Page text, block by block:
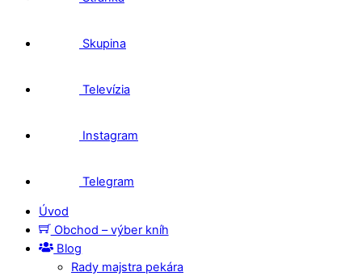
Skupina
Televízia
Instagram
Telegram
Úvod
Obchod – výber kníh
Blog
Rady majstra pekára